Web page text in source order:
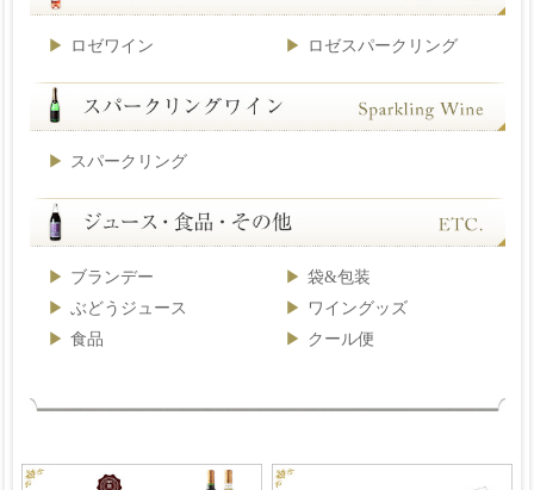
ロゼワイン ロゼスパークリング
スパークリング
ブランデー
袋&包装
ぶどうジュース
ワイングッズ
食品
クール便